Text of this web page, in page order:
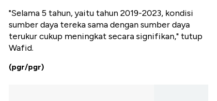
"Selama 5 tahun, yaitu tahun 2019-2023, kondisi
sumber daya tereka sama dengan sumber daya
terukur cukup meningkat secara signifikan," tutup
Wafid.
(pgr/pgr)